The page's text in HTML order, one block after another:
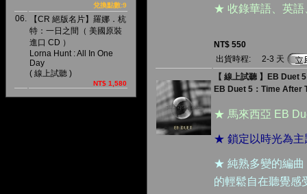
兌換點數:9
06.
【CR 絕版名片】羅娜．杭
特：一日之間（ 美國原裝
進口 CD ）
Lorna Hunt : All In One
Day
( 線上試聽 )
NT$ 1,580
★ 收錄華語、英語
NT$ 550
出貨時程:
2-3 天
【 線上試聽 】EB Duet
EB Duet 5：Time After
★ 馬來西亞 EB
★ 鎖定以時光為主
★ 純熟多變的編曲
的輕鬆自在聽覺感